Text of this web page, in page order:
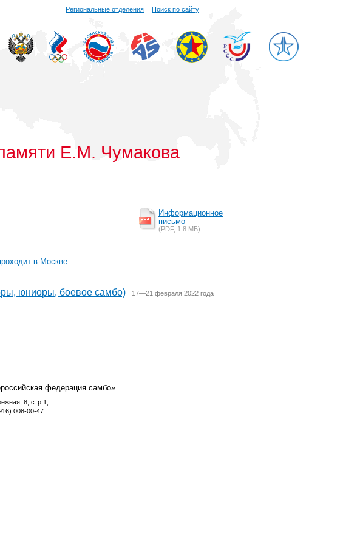
Региональные отделения Поиск по сайту
Е.М. Чумакова
в Москве
Информационное
письмо
(PDF, 1.8 MБ)
юниоры, боевое самбо) 17—21 февраля 2022 года
федерация самбо»
8, стр 1,
008-00-47